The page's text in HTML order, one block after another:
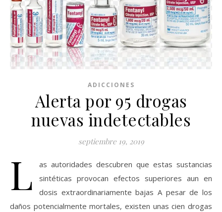
ADICCIONES
Alerta por 95 drogas
nuevas indetectables
septiembre 19, 2019
L
as autoridades descubren que estas sustancias
sintéticas provocan efectos superiores aun en
dosis extraordinariamente bajas A pesar de los
daños potencialmente mortales, existen unas cien drogas